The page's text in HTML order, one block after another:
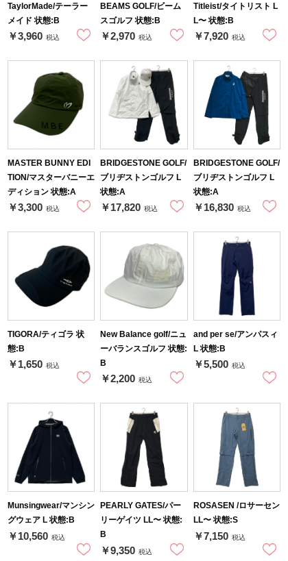
TaylorMade/テーラー
メイド 状態:B
￥3,960 税込
BEAMS GOLF/ビーム
スゴルフ 状態:B
￥2,970 税込
Titleist/タイトリスト L
L〜 状態:B
￥7,920 税込
MASTER BUNNY EDI
TION/マスターバニーエ
ディション 状態:A
￥3,300 税込
BRIDGESTONE GOLF/
ブリヂストンゴルフ L
状態:A
￥17,820 税込
BRIDGESTONE GOLF/
ブリヂストンゴルフ L
状態:A
￥16,830 税込
TIGORA/ティゴラ 状
態:B
￥1,650 税込
New Balance golf/ニュ
ーバランスゴルフ 状態:
B
￥2,200 税込
and per se/アンパスィ
L 状態:B
￥5,500 税込
Munsingwear/マンシン
グウェア L 状態:B
￥10,560 税込
PEARLY GATES/パー
リーゲイツ LL〜 状態:
B
￥9,350 税込
ROSASEN /ロサーセン
LL〜 状態:S
￥7,150 税込